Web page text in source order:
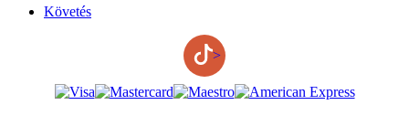
Követés
>